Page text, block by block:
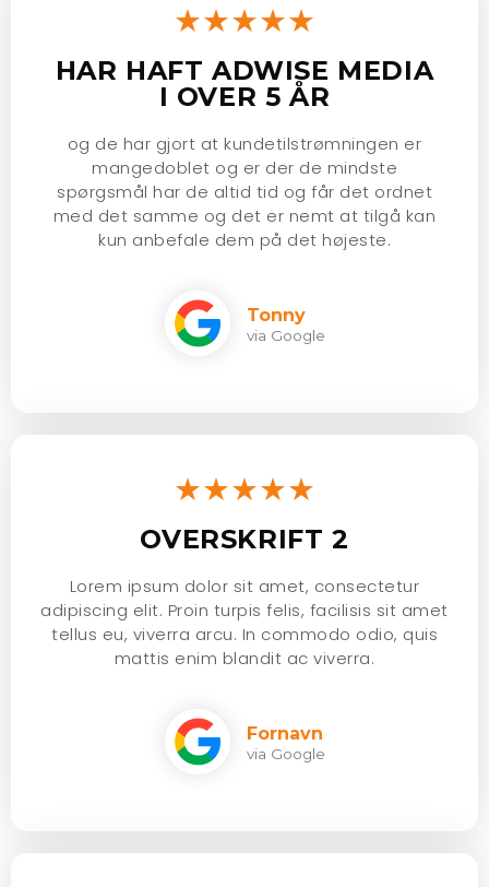
★★★★★
HAR HAFT ADWISE MEDIA
I OVER 5 ÅR
og de har gjort at kundetilstrømningen er
mangedoblet og er der de mindste
spørgsmål har de altid tid og får det ordnet
med det samme og det er nemt at tilgå kan
kun anbefale dem på det højeste.
Tonny
via Google
★★★★★
OVERSKRIFT 2
Lorem ipsum dolor sit amet, consectetur
adipiscing elit. Proin turpis felis, facilisis sit amet
tellus eu, viverra arcu. In commodo odio, quis
mattis enim blandit ac viverra.
Fornavn
via Google